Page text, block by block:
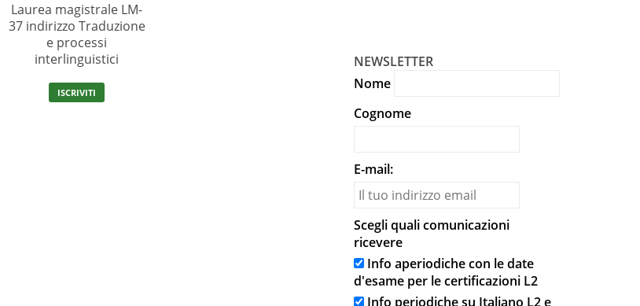
Laurea magistrale LM-
37 indirizzo Traduzione
e processi
interlinguistici
ISCRIVITI
NEWSLETTER
Nome
Cognome
E-mail:
Scegli quali comunicazioni
ricevere
Info aperiodiche con le date
d'esame per le certificazioni L2
Info periodiche su Italiano L2 e